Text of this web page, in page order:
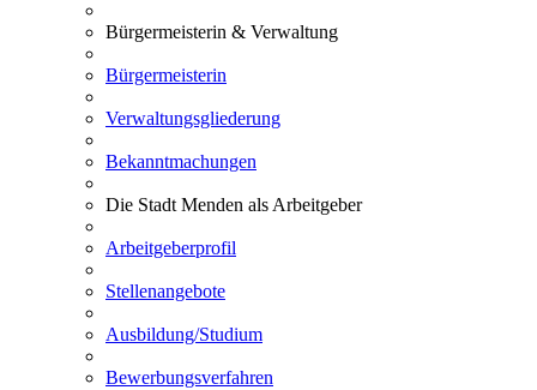
Bürgermeisterin & Verwaltung
Bürgermeisterin
Verwaltungsgliederung
Bekanntmachungen
Die Stadt Menden als Arbeitgeber
Arbeitgeberprofil
Stellenangebote
Ausbildung/Studium
Bewerbungsverfahren